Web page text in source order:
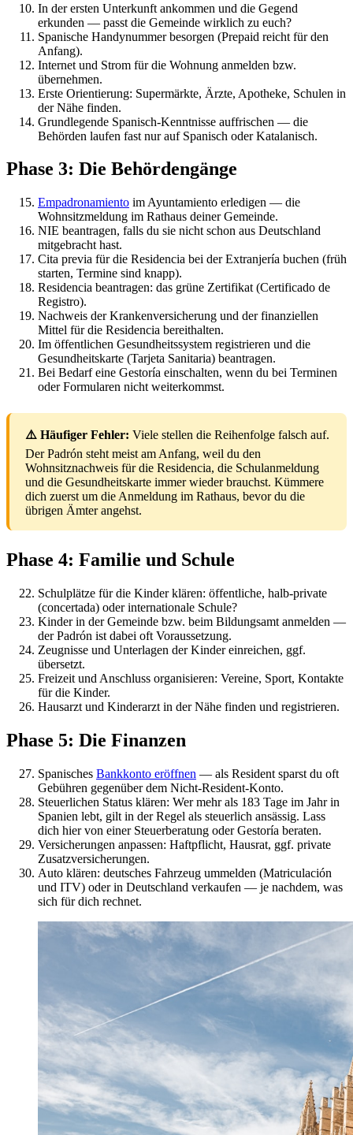
In der ersten Unterkunft ankommen und die Gegend
erkunden — passt die Gemeinde wirklich zu euch?
Spanische Handynummer besorgen (Prepaid reicht für den
Anfang).
Internet und Strom für die Wohnung anmelden bzw.
übernehmen.
Erste Orientierung: Supermärkte, Ärzte, Apotheke, Schulen in
der Nähe finden.
Grundlegende Spanisch-Kenntnisse auffrischen — die
Behörden laufen fast nur auf Spanisch oder Katalanisch.
Phase 3: Die Behördengänge
Empadronamiento im Ayuntamiento erledigen — die
Wohnsitzmeldung im Rathaus deiner Gemeinde.
NIE beantragen, falls du sie nicht schon aus Deutschland
mitgebracht hast.
Cita previa für die Residencia bei der Extranjería buchen (früh
starten, Termine sind knapp).
Residencia beantragen: das grüne Zertifikat (Certificado de
Registro).
Nachweis der Krankenversicherung und der finanziellen
Mittel für die Residencia bereithalten.
Im öffentlichen Gesundheitssystem registrieren und die
Gesundheitskarte (Tarjeta Sanitaria) beantragen.
Bei Bedarf eine Gestoría einschalten, wenn du bei Terminen
oder Formularen nicht weiterkommst.
⚠️ Häufiger Fehler: Viele stellen die Reihenfolge falsch auf.
Der Padrón steht meist am Anfang, weil du den
Wohnsitznachweis für die Residencia, die Schulanmeldung
und die Gesundheitskarte immer wieder brauchst. Kümmere
dich zuerst um die Anmeldung im Rathaus, bevor du die
übrigen Ämter angehst.
Phase 4: Familie und Schule
Schulplätze für die Kinder klären: öffentliche, halb-private
(concertada) oder internationale Schule?
Kinder in der Gemeinde bzw. beim Bildungsamt anmelden —
der Padrón ist dabei oft Voraussetzung.
Zeugnisse und Unterlagen der Kinder einreichen, ggf.
übersetzt.
Freizeit und Anschluss organisieren: Vereine, Sport, Kontakte
für die Kinder.
Hausarzt und Kinderarzt in der Nähe finden und registrieren.
Phase 5: Die Finanzen
Spanisches Bankkonto eröffnen — als Resident sparst du oft
Gebühren gegenüber dem Nicht-Resident-Konto.
Steuerlichen Status klären: Wer mehr als 183 Tage im Jahr in
Spanien lebt, gilt in der Regel als steuerlich ansässig. Lass
dich hier von einer Steuerberatung oder Gestoría beraten.
Versicherungen anpassen: Haftpflicht, Hausrat, ggf. private
Zusatzversicherungen.
Auto klären: deutsches Fahrzeug ummelden (Matriculación
und ITV) oder in Deutschland verkaufen — je nachdem, was
sich für dich rechnet.